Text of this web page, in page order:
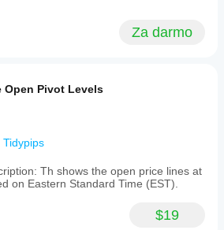
Za darmo
Open Pivot Levels
Tidypips
Th shows the open price lines at
on Eastern Standard Time (EST).
$19